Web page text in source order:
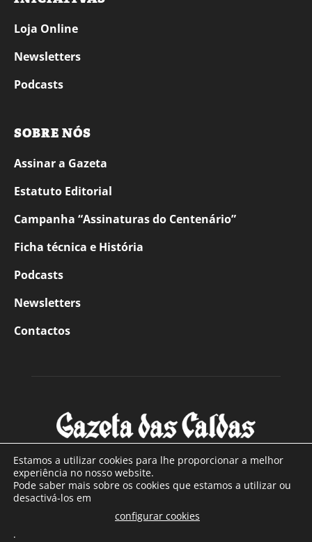
Loja Online
Newsletters
Podcasts
SOBRE NÓS
Assinar a Gazeta
Estatuto Editorial
Campanha “Assinaturas do Centenário”
Ficha técnica e História
Podcasts
Newsletters
Contactos
SOBRE NÓS
Com sede nas Caldas da Rainha e mais de 90 anos de
Estamos a utilizar cookies para lhe proporcionar a melhor
experiência no nosso website.
Pode saber mais sobre os cookies que estamos a utilizar ou
desactivá-los em
configurar cookies
.